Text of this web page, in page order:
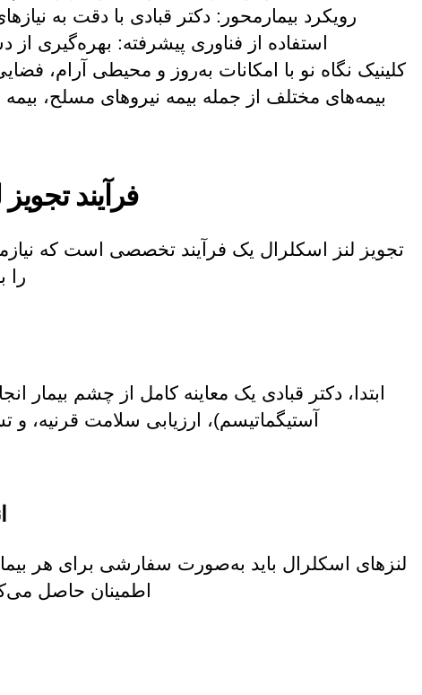
رویکرد بیمارمحور: دکتر قبادی با دقت به
استفاده از فناوری پیشرفته: بهره‌گیری
کلینیک نگاه نو با امکانات به‌روز و محیطی آرام،
بیمه‌های مختلف از جمله بیمه نیروهای مسلح، بیمه
فرآیند
تجویز لنز اسکلرال یک فرآیند تخصصی است که
را
ابتدا، دکتر قبادی یک معاینه کامل از چشم
آستیگماتیسم)، ارزیابی سلامت قرنیه،
لنزهای اسکلرال باید به‌صورت سفارشی برای هر
اطمینان حاصل